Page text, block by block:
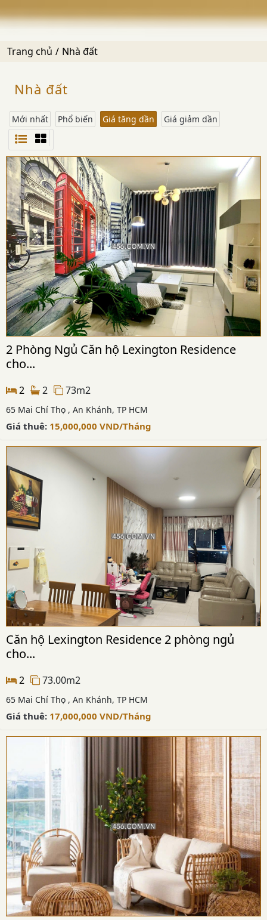
Trang chủ Nhà đất
Nhà đất
Mới nhất Phổ biến Giá tăng dần Giá giảm dần
2 Phòng Ngủ Căn hộ Lexington Residence
cho...
2 2 73m2
65 Mai Chí Thọ , An Khánh, TP HCM
Giá thuê: 15,000,000 VND/Tháng
Căn hộ Lexington Residence 2 phòng ngủ
cho...
2 73.00m2
65 Mai Chí Thọ , An Khánh, TP HCM
Giá thuê: 17,000,000 VND/Tháng